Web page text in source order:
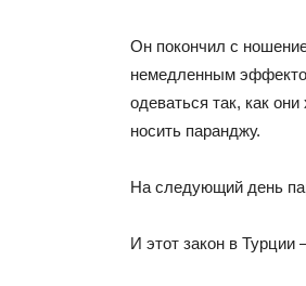
Он покончил с
немедленным
одеваться так, как
носить паранджу.
На следующий день
И этот закон в